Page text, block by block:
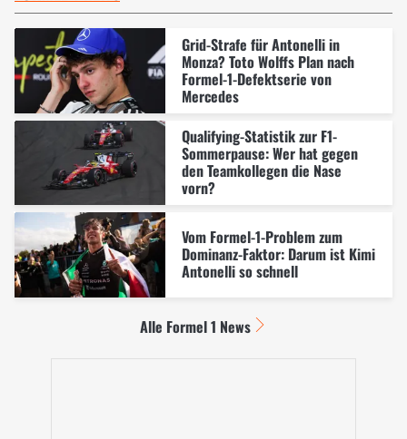
Grid-Strafe für Antonelli in
Monza? Toto Wolffs Plan nach
Formel-1-Defektserie von
Mercedes
Qualifying-Statistik zur F1-
Sommerpause: Wer hat gegen
den Teamkollegen die Nase
vorn?
Vom Formel-1-Problem zum
Dominanz-Faktor: Darum ist Kimi
Antonelli so schnell
Alle Formel 1 News